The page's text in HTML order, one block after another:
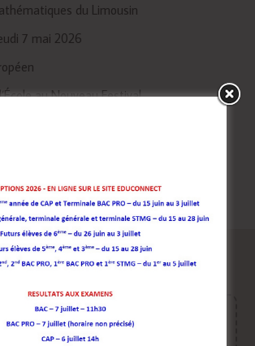
du Limousin
7 mai 2026
au Nouveau Festival